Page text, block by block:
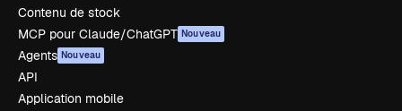
Contenu de stock
MCP pour Claude/ChatGPT Nouveau
Agents Nouveau
API
Application mobile